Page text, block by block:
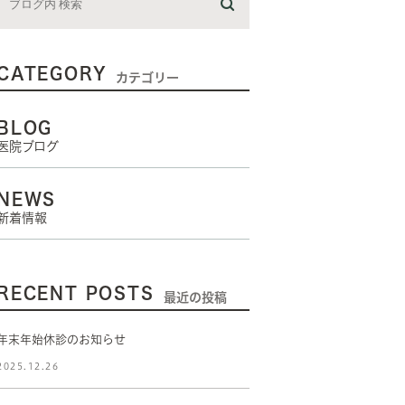
カテゴリー
BLOG
医院ブログ
NEWS
着情報
RECENT POSTS 最近の投稿
末年始休診のお知らせ